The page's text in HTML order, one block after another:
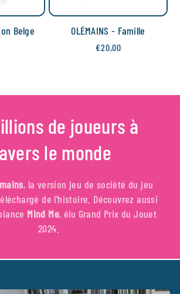
Belge OLÉMAINS - Famille
Prix
€20,00
de joueurs à
le monde
, la version jeu de société du jeu
de l'histoire. Découvrez aussi
Mind Me, élu Grand Prix du Jouet
2024.